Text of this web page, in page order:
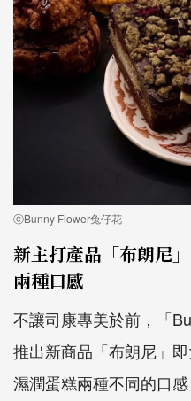
ⓒBunny Flower兔仔花
新主打產品「布朗尼
兩種口感
不讓司康專美於前，「
推出新商品「布朗尼」
濕潤蛋糕兩種不同的口